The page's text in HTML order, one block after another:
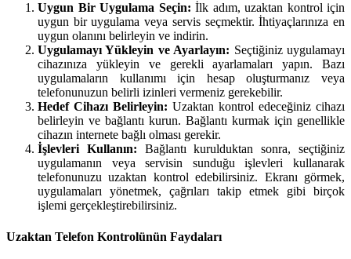
Uygun Bir Uygulama Seçin: İlk adım, uzaktan kontrol için
uygun bir uygulama veya servis seçmektir. İhtiyaçlarınıza en
uygun olanını belirleyin ve indirin.
Uygulamayı Yükleyin ve Ayarlayın: Seçtiğiniz uygulamayı
cihazınıza yükleyin ve gerekli ayarlamaları yapın. Bazı
uygulamaların kullanımı için hesap oluşturmanız veya
telefonunuzun belirli izinleri vermeniz gerekebilir.
Hedef Cihazı Belirleyin: Uzaktan kontrol edeceğiniz cihazı
belirleyin ve bağlantı kurun. Bağlantı kurmak için genellikle
cihazın internete bağlı olması gerekir.
İşlevleri Kullanın: Bağlantı kurulduktan sonra, seçtiğiniz
uygulamanın veya servisin sunduğu işlevleri kullanarak
telefonunuzu uzaktan kontrol edebilirsiniz. Ekranı görmek,
uygulamaları yönetmek, çağrıları takip etmek gibi birçok
işlemi gerçekleştirebilirsiniz.
Uzaktan Telefon Kontrolünün Faydaları